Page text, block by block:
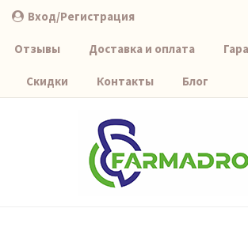
Вход/Регистрация
Отзывы Доставка и оплата
Скидки Контакты Блог